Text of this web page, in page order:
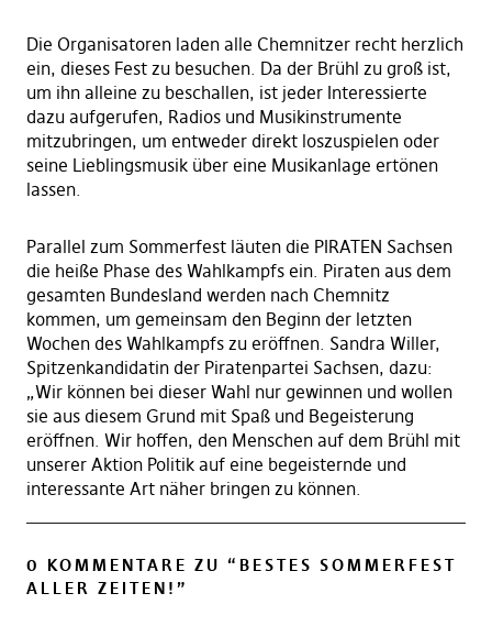
Die Organisatoren laden alle Chemnitzer recht herzlich
ein, dieses Fest zu besuchen. Da der Brühl zu groß ist,
um ihn alleine zu beschallen, ist jeder Interessierte
dazu aufgerufen, Radios und Musikinstrumente
mitzubringen, um entweder direkt loszuspielen oder
seine Lieblingsmusik über eine Musikanlage ertönen
lassen.
Parallel zum Sommerfest läuten die PIRATEN Sachsen
die heiße Phase des Wahlkampfs ein. Piraten aus dem
gesamten Bundesland werden nach Chemnitz
kommen, um gemeinsam den Beginn der letzten
Wochen des Wahlkampfs zu eröffnen. Sandra Willer,
Spitzenkandidatin der Piratenpartei Sachsen, dazu:
„Wir können bei dieser Wahl nur gewinnen und wollen
sie aus diesem Grund mit Spaß und Begeisterung
eröffnen. Wir hoffen, den Menschen auf dem Brühl mit
unserer Aktion Politik auf eine begeisternde und
interessante Art näher bringen zu können.
0 KOMMENTARE ZU “ BESTES SOMMERFEST
ALLER ZEITEN! ”